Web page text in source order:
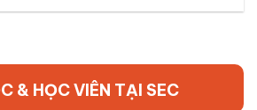
& HỌC VIÊN TẠI SEC